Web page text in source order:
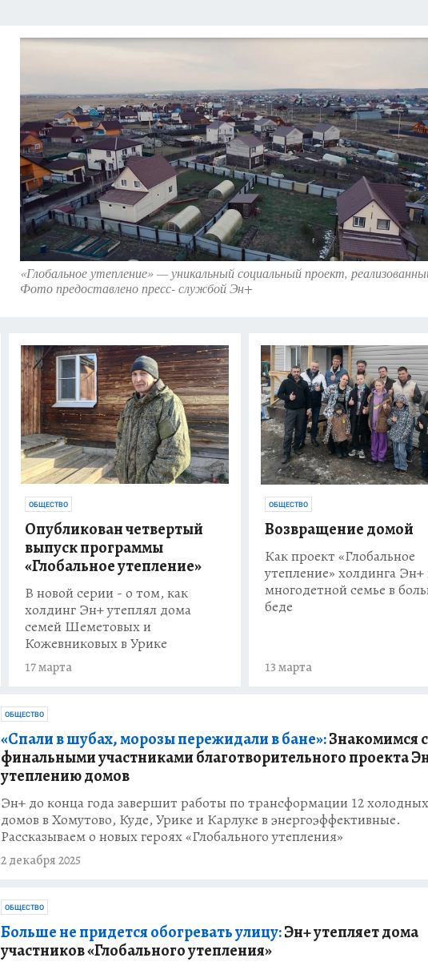
«Глобальное утепление» — уникальный социальный проект,
Фото предоставлено пресс- службой Эн+
ОБЩЕСТВО
Опубликован четвертый
выпуск программы
«Глобальное утепление»
В новой серии - о том, как
холдинг Эн+ утеплял дома
семей Шеметовых и
Кожевниковых в Урике
17 марта
ОБЩЕСТВО
Возвращение домой
Как проект «Глобальное
утепление» холдинга
многодетной семье в
беде
13 марта
ОБЩЕСТВО
«Спали в шубах, морозы пережидали в бане»:Знакомимся с
финальными участниками благотворительного проекта
утеплению домов
Эн+ до конца года завершит работы по трансформации 12 холодных
домов в Хомутово, Куде, Урике и Карлуке в энергоэффективные.
Рассказываем о новых героях «Глобального утепления»
2 декабря 2025
ОБЩЕСТВО
Больше не придется обогревать улицу:Эн+ утепляет дома
участников «Глобального утепления»